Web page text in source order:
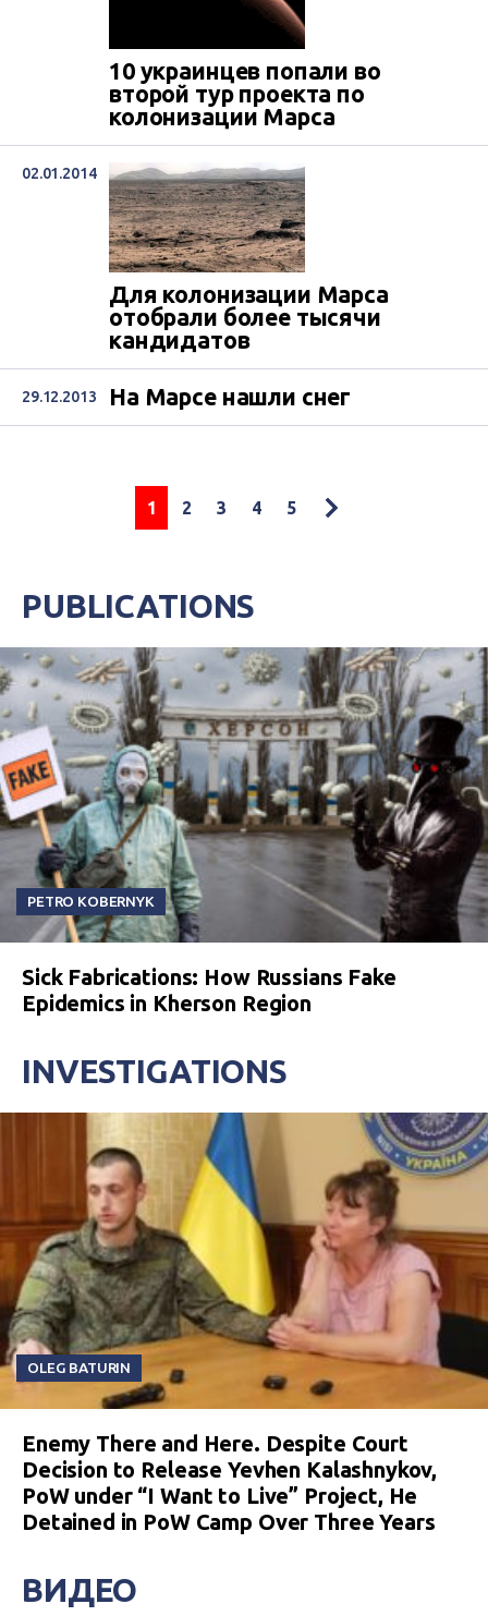
10 украинцев попали во
второй тур проекта по
колонизации Марса
02.01.2014
Для колонизации Марса
отобрали более тысячи
кандидатов
29.12.2013 На Марсе нашли снег
1 2 3 4 5
PUBLICATIONS
PETRO KOBERNYK
Sick Fabrications: How Russians Fake
Epidemics in Kherson Region
INVESTIGATIONS
OLEG BATURIN
Enemy There and Here. Despite Court
Decision to Release Yevhen Kalashnykov,
PoW under “I Want to Live” Project, He
Detained in PoW Camp Over Three Years
ВИДЕО